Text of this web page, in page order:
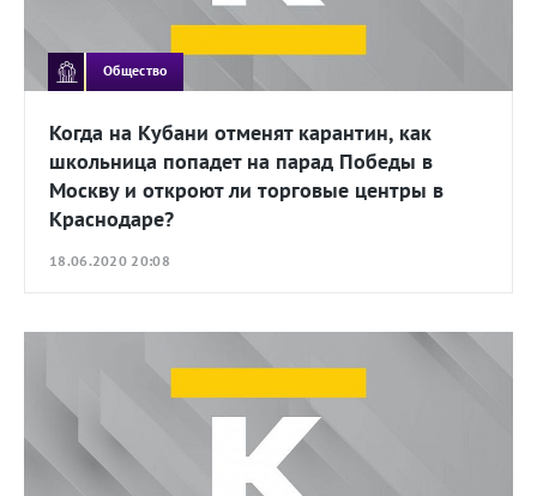
Общество
Когда на Кубани отменят карантин, как
школьница попадет на парад Победы в
Москву и откроют ли торговые центры в
Краснодаре?
18.06.2020 20:08